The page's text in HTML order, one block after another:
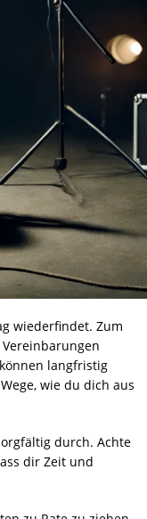
wiederfindet. Zum
langfristig
wie du dich aus
durch. Achte
dir Zeit und